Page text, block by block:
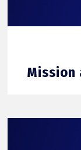
Mission